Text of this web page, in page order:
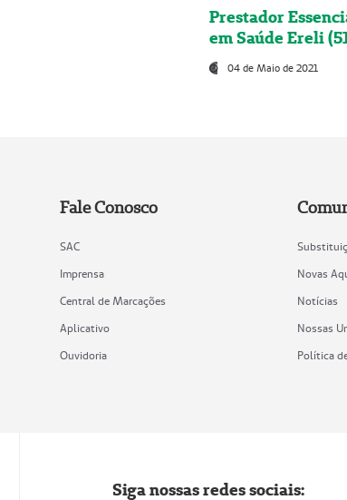
Prestador
em Saúde Ereli
04 de Maio de 2021
Fale Conosco
SAC
Imprensa
Central de Marcações
Aplicativo
Ouvidoria
Novas
Notícias
Nossas
Política
Siga nossas redes sociais: